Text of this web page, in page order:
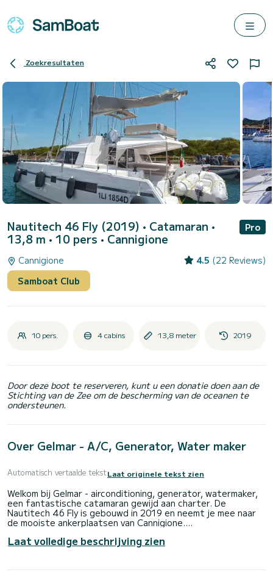
Zoekresultaten
Nautitech 46 Fly (2019) • Catamaran •
13,8 m • 10 pers • Cannigione
Pro
Cannigione 4.5 (22 Reviews)
Samboat Club
10 pers. 4 cabins 13,8 meter 2019
Door deze boot te reserveren, kunt u een donatie doen aan de
Stichting van de Zee om de bescherming van de oceanen te
ondersteunen.
Over Gelmar - A/C, Generator, Water maker
Automatisch vertaalde tekstLaat originele tekst zien
Welkom bij Gelmar - airconditioning, generator, watermaker,
een fantastische catamaran gewijd aan charter. De
Nautitech 46 Fly is gebouwd in 2019 en neemt je mee naar
de mooiste ankerplaatsen van Cannigione.
De boot heeft 4 comfortabele hutten en een
bootcapaciteit van 10 personen. Met een totale lengte van
buitengewone vakantie op het water in de omgeving van
Laat volledige beschrijving zien